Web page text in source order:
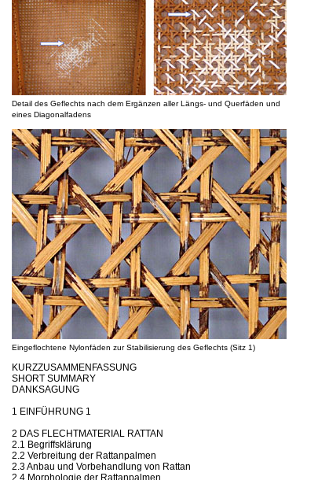
Detail des Geflechts nach dem Ergänzen aller Längs- und Querfäden und
eines Diagonalfadens
Eingeflochtene Nylonfäden zur Stabilisierung des Geflechts (Sitz 1)
KURZZUSAMMENFASSUNG
SHORT SUMMARY
DANKSAGUNG
1 EINFÜHRUNG 1
2 DAS FLECHTMATERIAL RATTAN
2.1 Begriffsklärung
2.2 Verbreitung der Rattanpalmen
2.3 Anbau und Vorbehandlung von Rattan
2.4 Morphologie der Rattanpalmen